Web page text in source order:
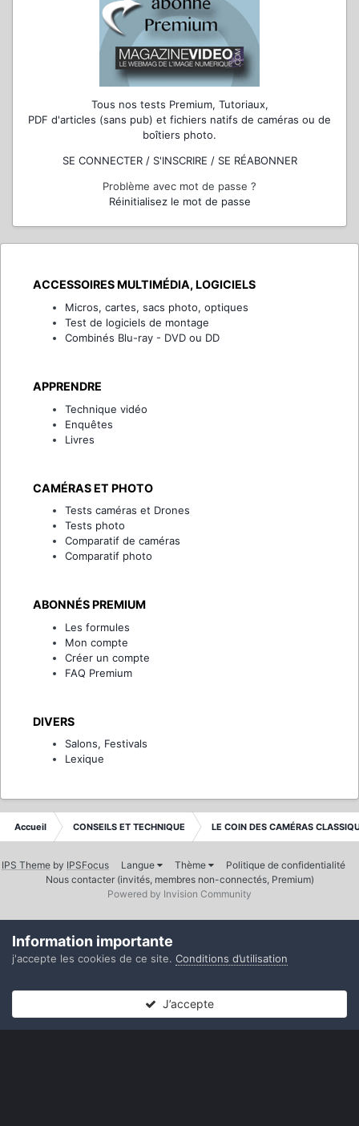
Tous nos tests Premium, Tutoriaux,
PDF d'articles (sans pub) et fichiers natifs de caméras ou de
boîtiers photo.
SE CONNECTER / S'INSCRIRE / SE RÉABONNER
Problème avec mot de passe ?
Réinitialisez le mot de passe
ACCESSOIRES MULTIMÉDIA, LOGICIELS
Micros, cartes, sacs photo, optiques
Test de logiciels de montage
Combinés Blu-ray - DVD ou DD
APPRENDRE
Technique vidéo
Enquêtes
Livres
CAMÉRAS ET PHOTO
Tests caméras et Drones
Tests photo
Comparatif de caméras
Comparatif photo
ABONNÉS PREMIUM
Les formules
Mon compte
Créer un compte
FAQ Premium
DIVERS
Salons, Festivals
Lexique
Accueil CONSEILS ET TECHNIQUE LE COIN DES CAMÉRAS
IPS Theme by IPSFocus Langue Thème
Politique de confidentialité
Nous contacter (invités, membres non-connectés, Premium)
Powered by Invision Community
Information importante
j'accepte les cookies de ce site. Conditions d’utilisation
J’accepte